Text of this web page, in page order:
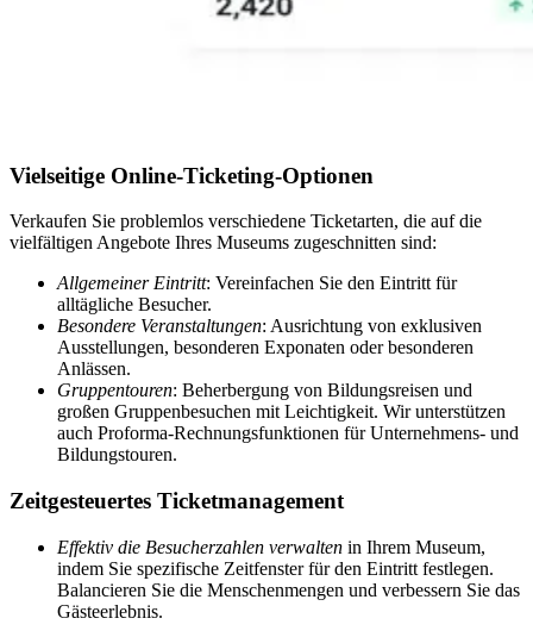
Vielseitige Online-Ticketing-Optionen
Verkaufen Sie problemlos verschiedene Ticketarten, die auf die
vielfältigen Angebote Ihres Museums zugeschnitten sind:
Allgemeiner Eintritt: Vereinfachen Sie den Eintritt für
alltägliche Besucher.
Besondere Veranstaltungen: Ausrichtung von exklusiven
Ausstellungen, besonderen Exponaten oder besonderen
Anlässen.
Gruppentouren: Beherbergung von Bildungsreisen und
großen Gruppenbesuchen mit Leichtigkeit. Wir unterstützen
auch Proforma-Rechnungsfunktionen für Unternehmens- und
Bildungstouren.
Zeitgesteuertes Ticketmanagement
Effektiv die Besucherzahlen verwalten in Ihrem Museum,
indem Sie spezifische Zeitfenster für den Eintritt festlegen.
Balancieren Sie die Menschenmengen und verbessern Sie das
Gästeerlebnis.